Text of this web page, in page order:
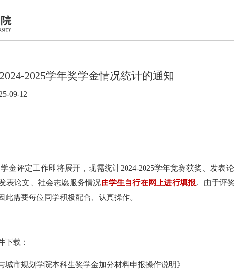
2025学年奖学金情况统计的通知
09-12
金评定工作即将展开，现需统计2024-2025学年竞赛获奖、发表
表论文、社会志愿服务情况由学生自行在网上进行填报。由于评
此需要每位同学积极配合、认真操作。
下载：
城市规划学院本科生奖学金加分材料申报操作说明》